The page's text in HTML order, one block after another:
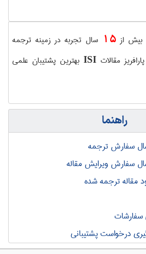
بیش از15 سال تجربه در زمینه ترجمه
مقالاتISI بهترین پشتیبان علمی
راهنما
سفارش ترجمه
سفارش ویرایش مقاله
مقاله ترجمه شده
درخواست پشتیبانی